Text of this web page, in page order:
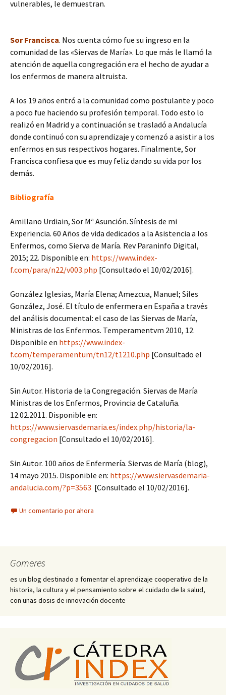
vulnerables, le demuestran.
Sor Francisca. Nos cuenta cómo fue su ingreso en la
comunidad de las «Siervas de María». Lo que más le llamó la
atención de aquella congregación era el hecho de ayudar a
los enfermos de manera altruista.
A los 19 años entró a la comunidad como postulante y poco
a poco fue haciendo su profesión temporal. Todo esto lo
realizó en Madrid y a continuación se trasladó a Andalucía
donde continuó con su aprendizaje y comenzó a asistir a los
enfermos en sus respectivos hogares. Finalmente, Sor
Francisca confiesa que es muy feliz dando su vida por los
demás.
Bibliografía
Amillano Urdiain, Sor Mª Asunción. Síntesis de mi
Experiencia. 60 Años de vida dedicados a la Asistencia a los
Enfermos, como Sierva de María. Rev Paraninfo Digital,
2015; 22. Disponible en: https://www.index-
f.com/para/n22/v003.php [Consultado el 10/02/2016].
González Iglesias, María Elena; Amezcua, Manuel; Siles
González, José. El título de enfermera en España a través
del análisis documental: el caso de las Siervas de María,
Ministras de los Enfermos. Temperamentvm 2010, 12.
Disponible en https://www.index-
f.com/temperamentum/tn12/t1210.php [Consultado el
10/02/2016].
Sin Autor. Historia de la Congregación. Siervas de María
Ministras de los Enfermos, Provincia de Cataluña.
12.02.2011. Disponible en:
https://www.siervasdemaria.es/index.php/historia/la-
congregacion [Consultado el 10/02/2016].
Sin Autor. 100 años de Enfermería. Siervas de María (blog),
14 mayo 2015. Disponible en: https://www.siervasdemaria-
andalucia.com/?p=3563 [Consultado el 10/02/2016].
Un comentario por ahora
Gomeres
es un blog destinado a fomentar el aprendizaje cooperativo de la
historia, la cultura y el pensamiento sobre el cuidado de la salud,
con unas dosis de innovación docente